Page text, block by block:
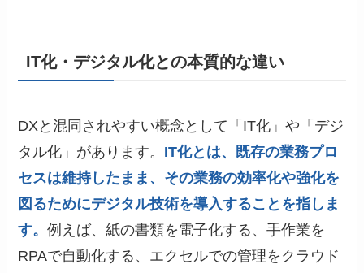
IT化・デジタル化との本質的な違い
DXと混同されやすい概念として「IT化」や「デジ
タル化」があります。 IT化とは、既存の業務プロ
セスは維持したまま、その業務の効率化や強化を
図るためにデジタル技術を導入することを指しま
す。例えば、紙の書類を電子化する、手作業を
RPAで自動化する、エクセルでの管理をクラウド